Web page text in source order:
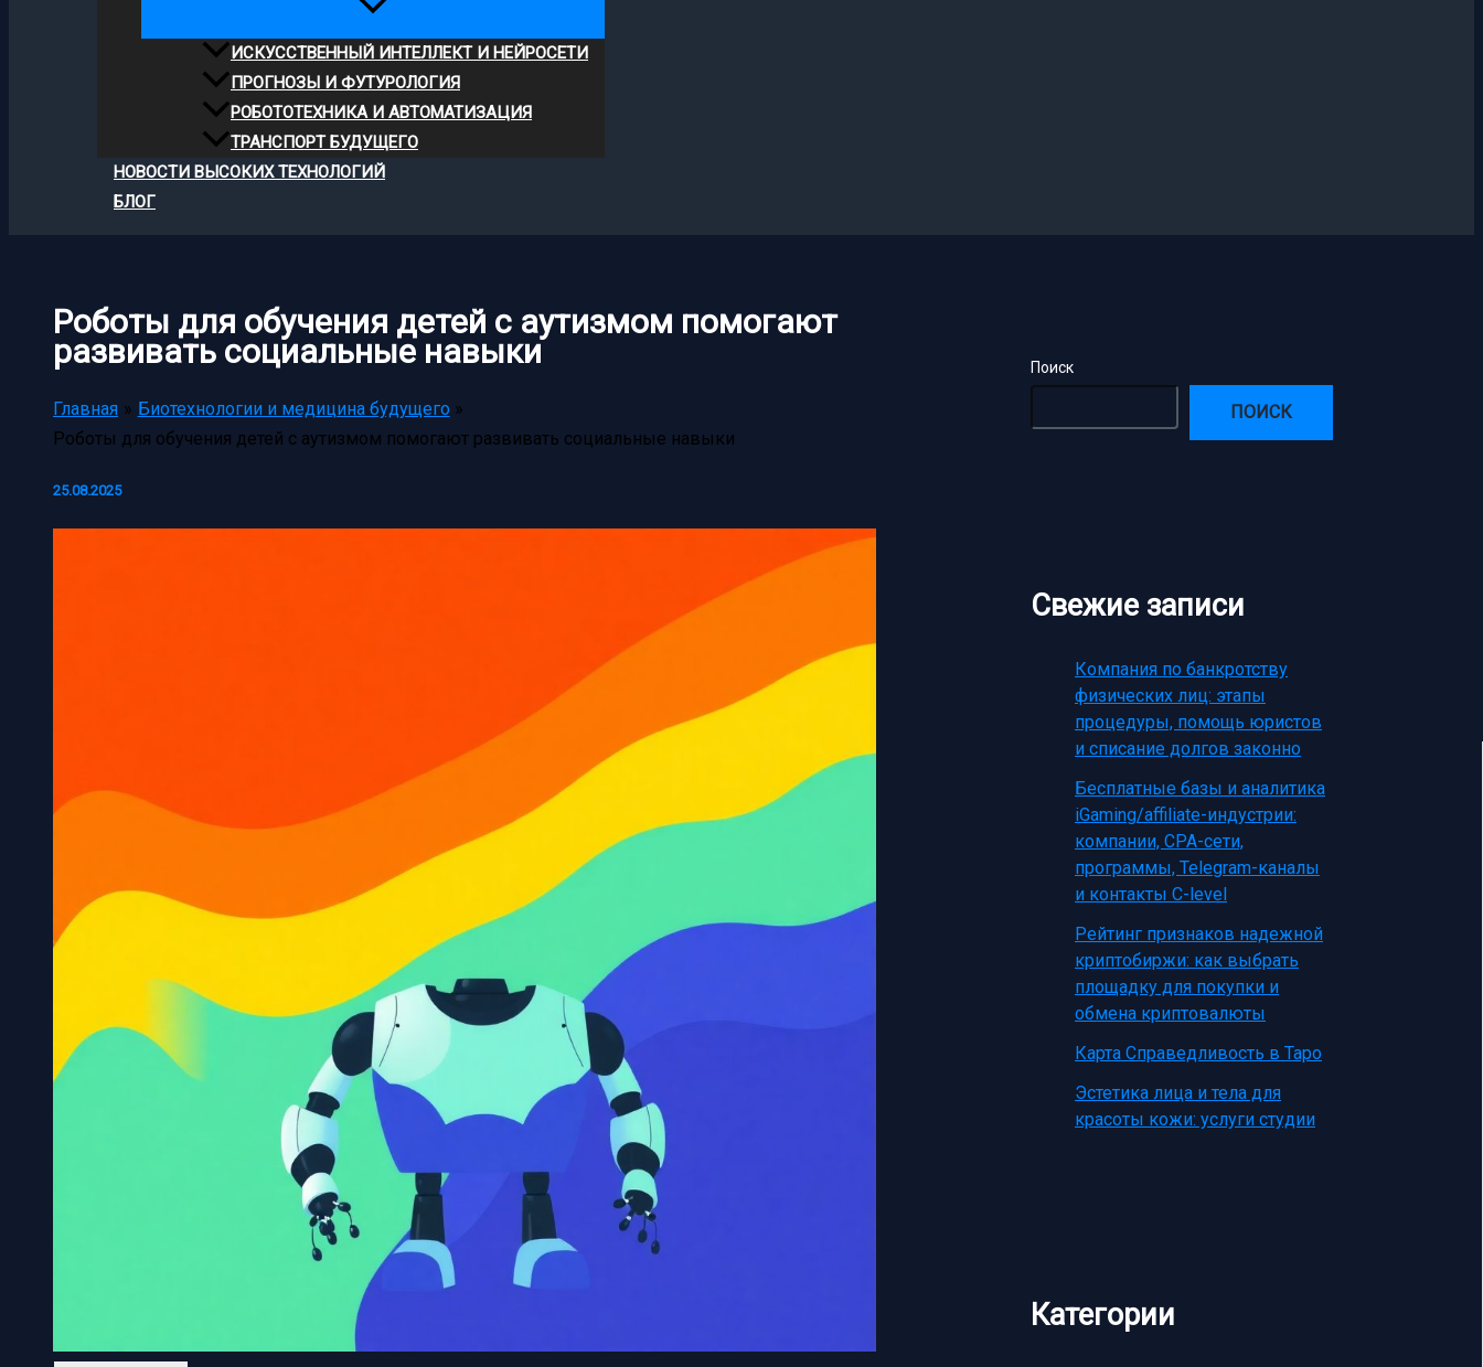
ИСКУССТВЕННЫЙ ИНТЕЛЛЕКТ И НЕЙРОСЕТИ
ПРОГНОЗЫ И ФУТУРОЛОГИЯ
РОБОТОТЕХНИКА И АВТОМАТИЗАЦИЯ
ТРАНСПОРТ БУДУЩЕГО
НОВОСТИ ВЫСОКИХ ТЕХНОЛОГИЙ
БЛОГ
Роботы для обучения детей с аутизмом помогают
развивать социальные навыки
Главная
Биотехнологии и медицина будущего
Роботы для обучения детей с аутизмом помогают развивать социальные навыки
25.08.2025
Поиск
ПОИСК
Свежие записи
Компания по банкротству
физических лиц: этапы
процедуры, помощь юристов
и списание долгов законно
Бесплатные базы и аналитика
iGaming/affiliate-индустрии:
компании, CPA-сети,
программы, Telegram-каналы
и контакты C-level
Рейтинг признаков надежной
криптобиржи: как выбрать
площадку для покупки и
обмена криптовалюты
Карта Справедливость в Таро
Эстетика лица и тела для
красоты кожи: услуги студии
Категории